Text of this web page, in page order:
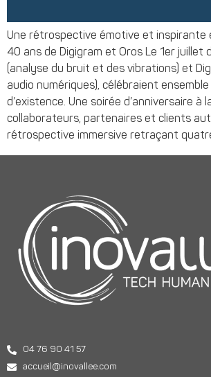
Une rétrospective émotive et inspirante
40 ans de Digigram et Oros Le 1er juillet
(analyse du bruit et des vibrations) et
audio numériques), célébraient
d’existence. Une soirée d’anniversaire à
collaborateurs, partenaires et clients
rétrospective immersive retraçant
04 76 90 41 57
accueil@inovallee.com